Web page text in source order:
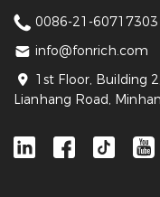
0086-21-60717303
info@fonrich.com
1st Floor, Building
Lianhang Road,